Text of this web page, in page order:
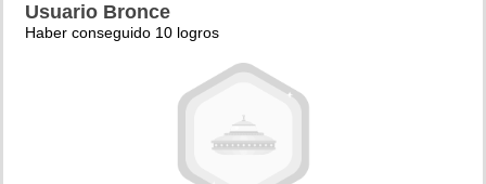
Usuario Bronce
Haber conseguido 10 logros